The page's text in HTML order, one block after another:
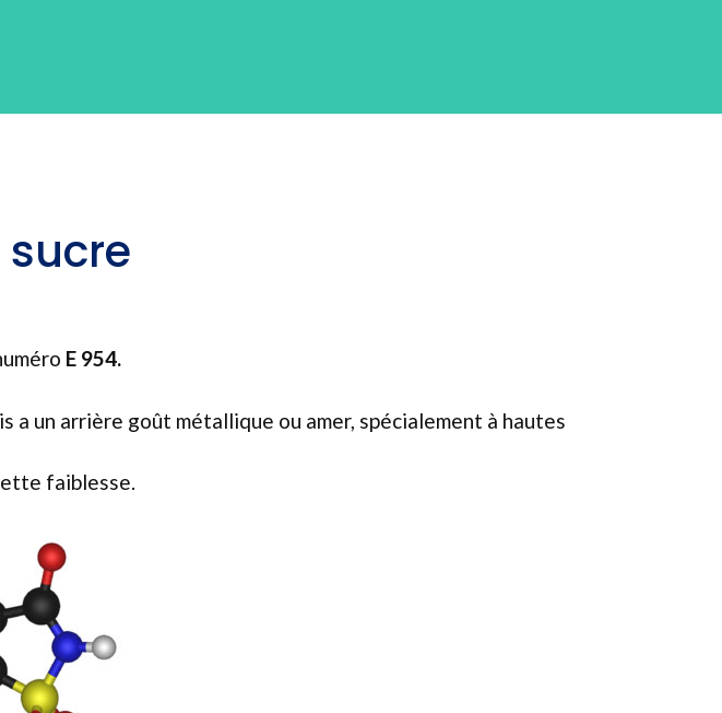
E 954.
a un arrière goût métallique ou amer, spécialement à hautes
faiblesse.